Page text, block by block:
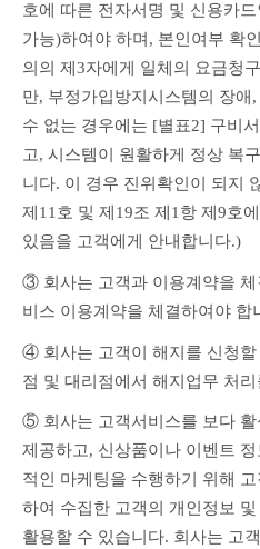
호에 따른 전자서명 및 신용카
가능)하여야 하며, 본인여부 확
의의 제3자에게 일체의 요금청
만, 부정가입방지시스템의 장
수 없는 경우에는 [별표2] 구비
고, 시스템이 원활하게 정상 복
니다. 이 경우 진위확인이 되지
제11호 및 제19조 제1항 제9호
있음을 고객에게 안내합니다.)
③ 회사는 고객과 이용계약을 체
비스 이용계약을 체결하여야 합
④ 회사는 고객이 해지를 신청할
점 및 대리점에서 해지업무 처
⑤ 회사는 고객서비스를 보다
제공하고, 신상품이나 이벤트
적인 마케팅을 수행하기 위해
하여 수집한 고객의 개인정보
활용할 수 있습니다. 회사는 고